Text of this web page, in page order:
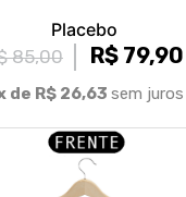
Placebo
85,00
R$ 79,90
de R$ 26,63 sem juros